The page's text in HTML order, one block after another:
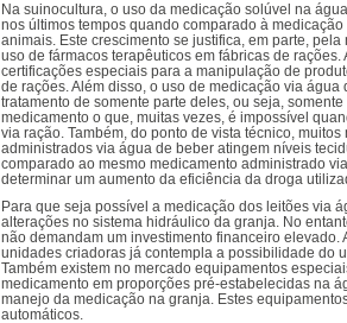
Na suinocultura, o uso da medicação solúvel na
nos últimos tempos quando comparado à
animais. Este crescimento se justifica, em parte,
uso de fármacos terapêuticos em fábricas de
certificações especiais para a manipulação de
de rações. Além disso, o uso de medicação via água
tratamento de somente parte deles, ou seja,
medicamento o que, muitas vezes, é impossível
via ração. Também, do ponto de vista técnico,
administrados via água de beber atingem níveis
comparado ao mesmo medicamento administrado
determinar um aumento da eficiência da droga
Para que seja possível a medicação dos leitões via
alterações no sistema hidráulico da granja. No
não demandam um investimento financeiro elevado.
unidades criadoras já contempla a possibilidade do
Também existem no mercado equipamentos
medicamento em proporções pré-estabelecidas na
manejo da medicação na granja. Estes
automáticos.